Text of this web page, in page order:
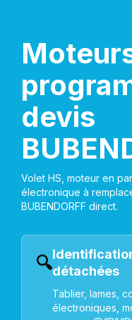
devis
Volet HS, moteur en
électronique à
BUBENDORFF direct.
🔍détachées
Tablier, lames,
électroniques,